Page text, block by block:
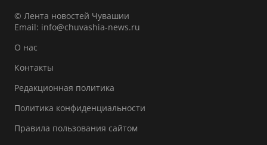
© Лента новостей Чувашии
Email: info@chuvashia-news.ru
О нас
Контакты
Редакционная политика
Политика конфиденциальности
Правила пользования сайтом